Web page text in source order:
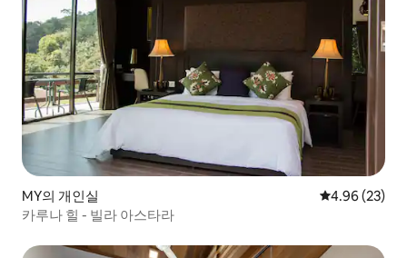
MY의 개인실 평점 4.96점(5
4.96 (23)
카루나 힐 - 빌라 아스타라